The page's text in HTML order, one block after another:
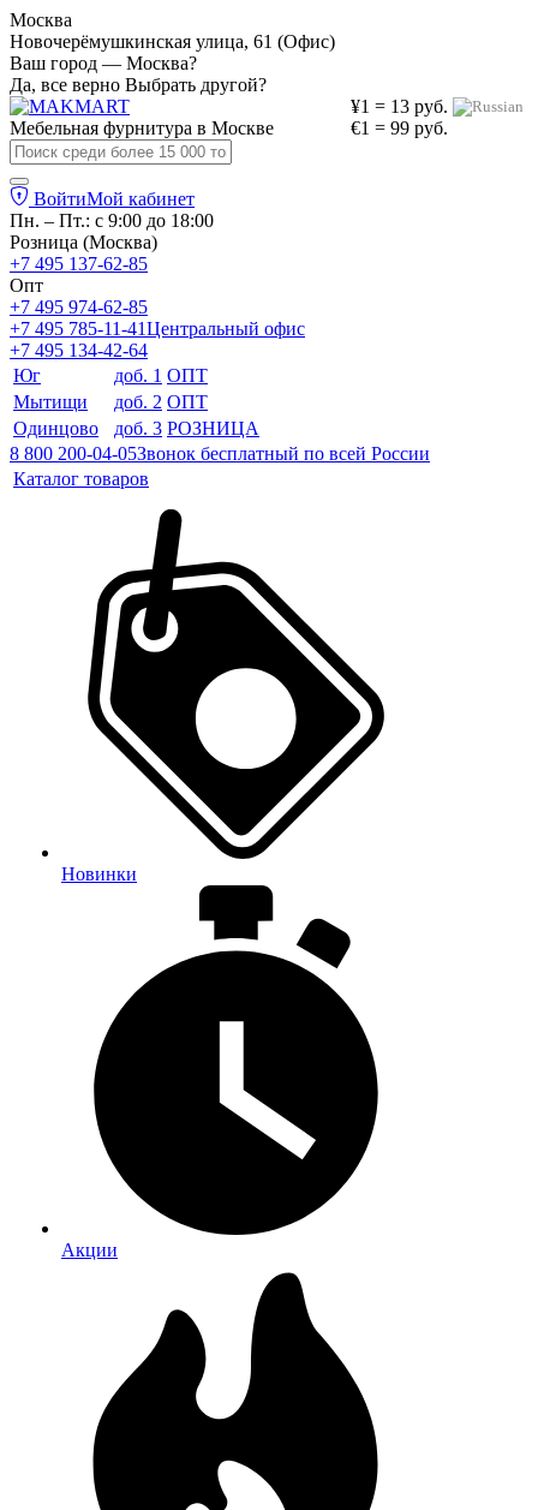
Москва
Новочерёмушкинская улица, 61 (Офис)
Ваш город — Москва?
Да, все верно Выбрать другой?
¥1 = 13 руб.
€1 = 99 руб.
Мебельная фурнитура в Москве
ВойтиМой кабинет
Пн. – Пт.: с 9:00 до 18:00
Розница (Москва)
+7 495 137-62-85
Опт
+7 495 974-62-85
+7 495 785-11-41Центральный офис
+7 495 134-42-64
Юг
доб. 1 ОПТ
Мытищи
доб. 2 ОПТ
Одинцово
доб. 3 РОЗНИЦА
8 800 200-04-05Звонок бесплатный по всей России
Каталог товаров
Новинки
Акции